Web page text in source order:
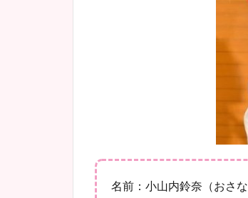
名前：小山内鈴奈（おさな